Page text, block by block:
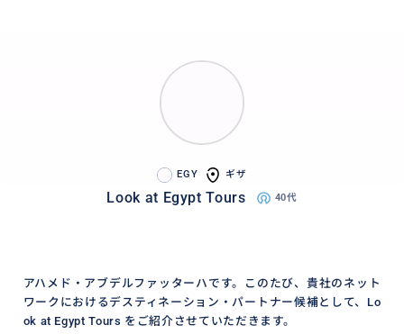
EGY ギザ
Look at Egypt Tours 40代
アハメド・アブデルファッターハです。このたび、貴社のネット
ワークにおけるデスティネーション・パートナー候補として、Lo
ok at Egypt Tours をご紹介させていただきます。